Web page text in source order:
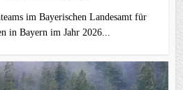
im Bayerischen Landesamt für
in Bayern im Jahr 2026...